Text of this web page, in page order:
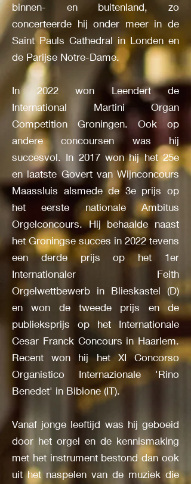
binnen- en buitenland, zo
concerteerde hij onder meer in de
Saint Pauls Cathedral in Londen en
de Parijse Notre-Dame.
In 2022 won Leendert de
International Martini Organ
Competition Groningen. Ook op
andere concoursen was hij
succesvol. In 2017 won hij het 25e
en laatste Govert van Wijnconcours
Maassluis alsmede de 3e prijs op
het eerste nationale Ambitus
Orgelconcours. Hij behaalde naast
het Groningse succes in 2022 tevens
een derde prijs op het 1er
Internationaler Feith
Orgelwettbewerb in Blieskastel (D)
en won de tweede prijs en de
publieksprijs op het Internationale
Cesar Franck Concours in Haarlem.
Recent won hij het XI Concorso
Organistico Internazionale 'Rino
Benedet' in Bibione (IT).
Vanaf jonge leeftijd was hij geboeid
door het orgel en de kennismaking
met het instrument bestond dan ook
uit het naspelen van de muziek die